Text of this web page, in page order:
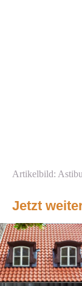
Artikelbild:
Jetzt